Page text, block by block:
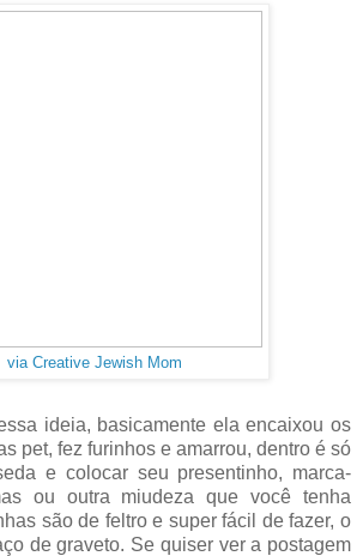
via Creative Jewish Mom
ideia, basicamente ela encaixou os
pet, fez furinhos e amarrou, dentro é só
e colocar seu presentinho, marca-
ou outra miudeza que você tenha
são de feltro e super fácil de fazer, o
de graveto. Se quiser ver a postagem